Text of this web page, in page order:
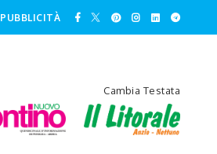
PUBBLICITÀ
Cambia Testata